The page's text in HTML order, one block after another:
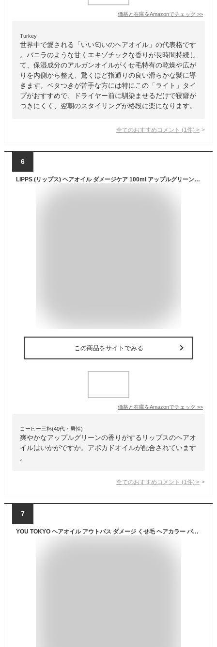
価格と在庫をAmazonでチェック >>
Turkey
世界中で愛される「いい匂いのヘアオイル」の代表格です
。バニラのような甘くエキゾチックな香りが長時間持続し
て、保湿成分のアルガンオイルがくせ毛特有の乾燥や広が
りを内側から整え、驚くほど指通りの良い滑らかな髪に導
きます。ベタつきが苦手な方には特にこの「ライト」タイ
プがおすすめで、ドライヤー前に馴染ませるだけで寝癖が
つきにくく、翌朝のスタイリングが格段に楽になります。
全てのおすすめコメント (1 件) >
6
LIPPS (リップス) ヘアオイル ダメージケア 100ml アップルグリーン & ローズの香り
この商品をサイトでみる
価格と在庫をAmazonでチェック >>
コーヒー三杯(40代・男性)
爽やかなアップルグリーンの香りがするリップスのヘアオ
イルはいかがですか。アボカドオイルが配合されています
。
全てのおすすめコメント (1 件) >
7
YOU TOKYO ヘアオイル アウトバス ダメージ くせ毛 ヘアカラー パーマ スタイリング (ビュルデサボン/ラヴィアンローズ) (ビュルデサボン)